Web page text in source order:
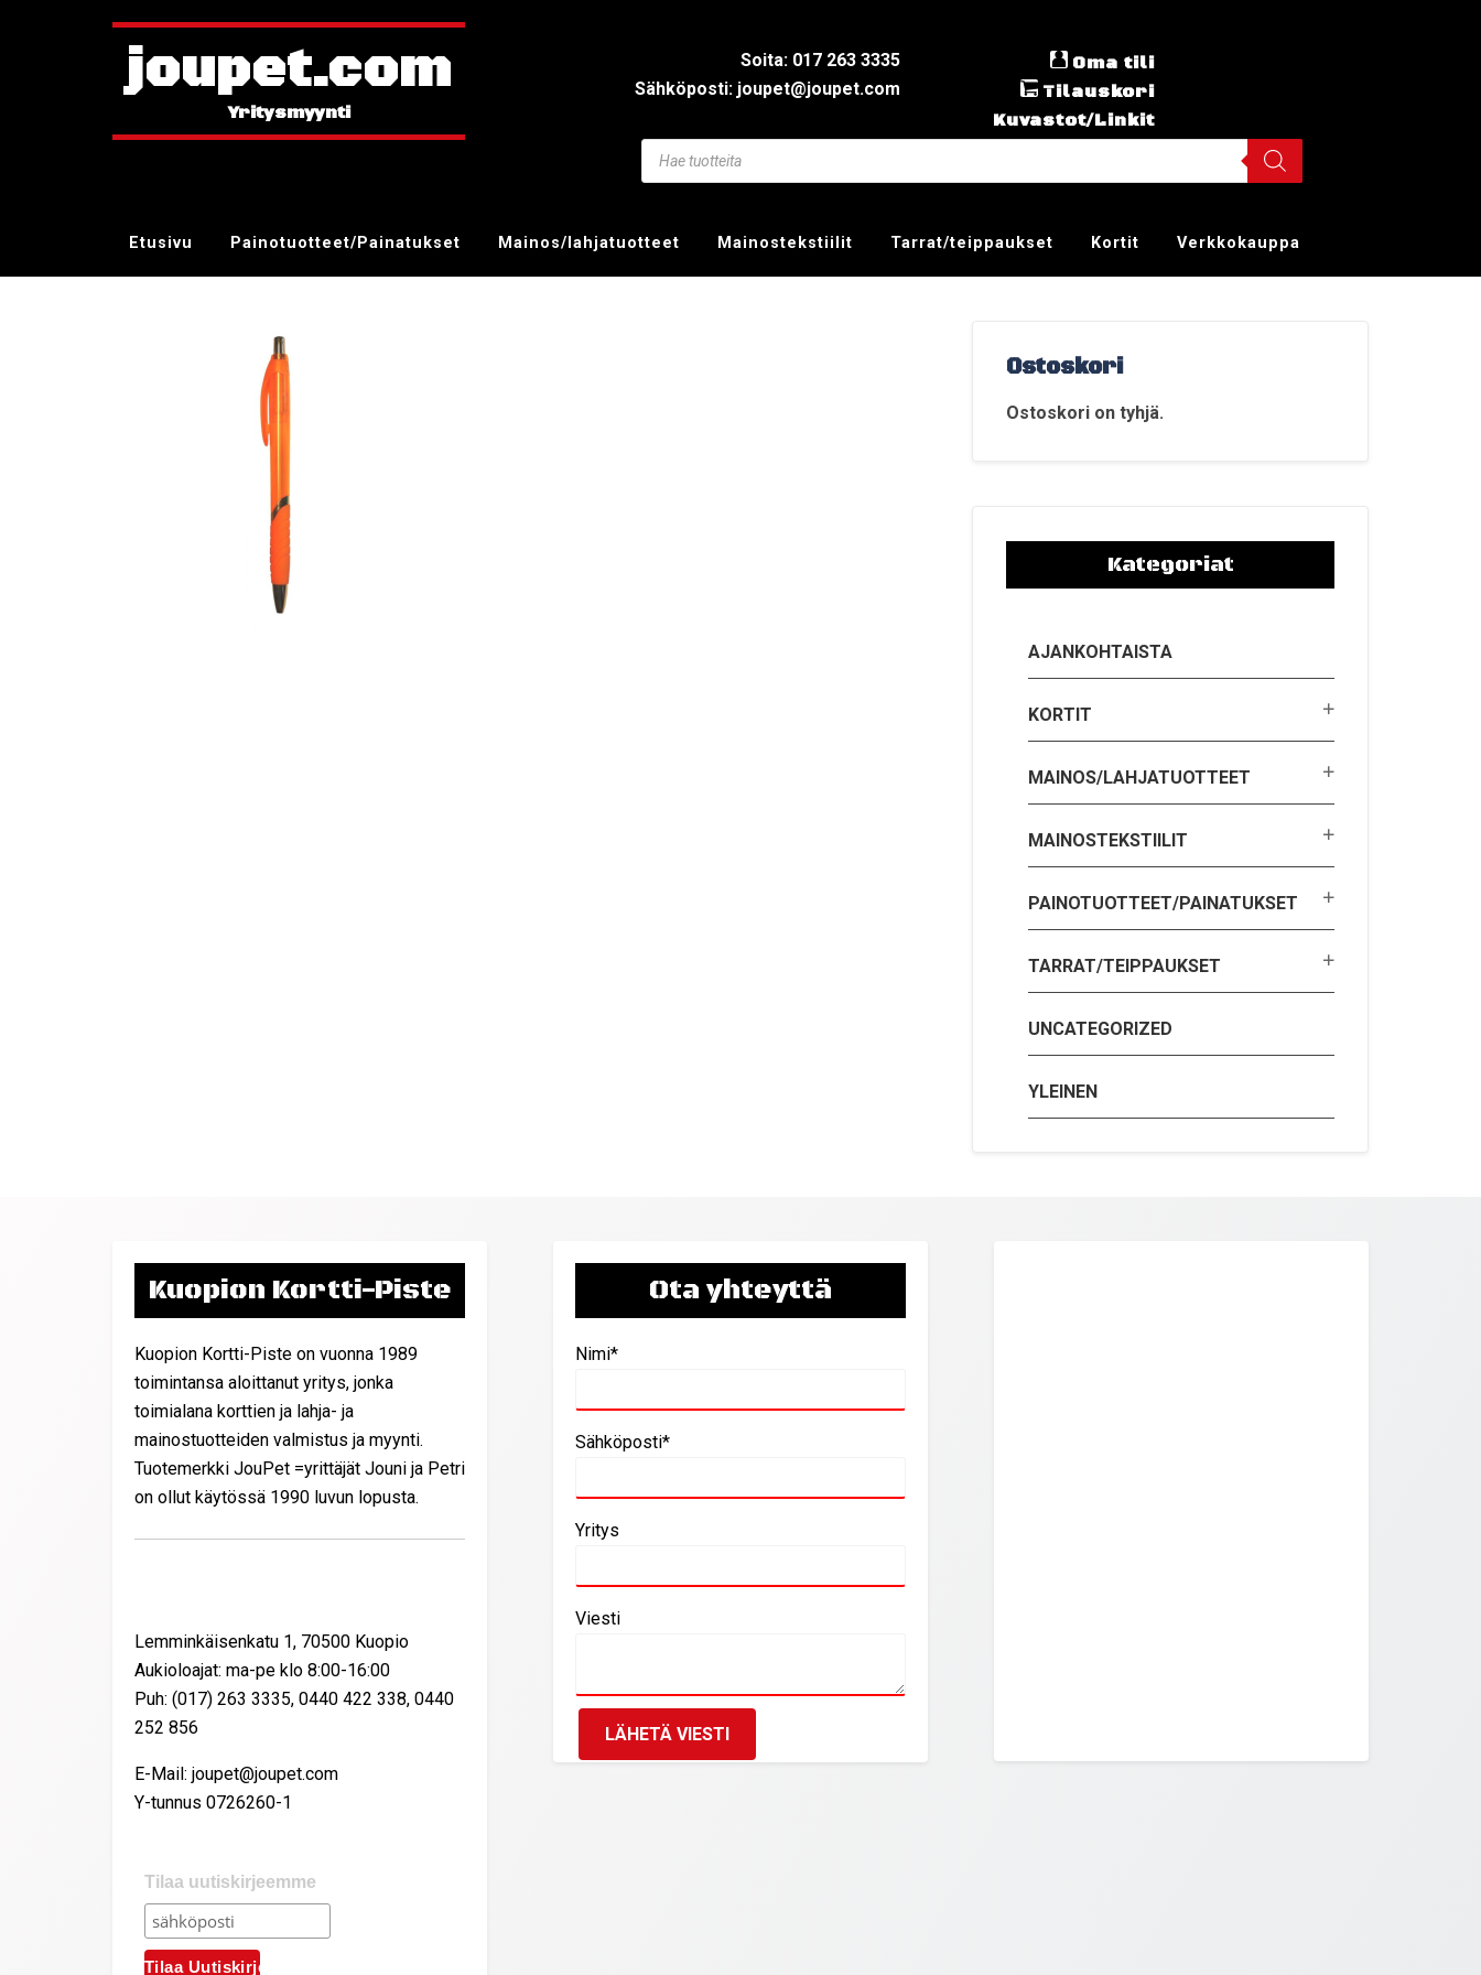
joupet.com
Soita: 017 263 3335
Sähköposti: joupet@joupet.com
Oma tili
Tilauskori
Kuvastot/Linkit
Etusivu Painotuotteet/Painatukset Mainos/lahjatuotteet Mainostekstiilit Tarrat/teippaukset Kortit Verkkokauppa
Ostoskori
Ostoskori on tyhjä.
Kategoriat
AJANKOHTAISTA
KORTIT
MAINOS/LAHJATUOTTEET
MAINOSTEKSTIILIT
PAINOTUOTTEET/PAINATUKSET
TARRAT/TEIPPAUKSET
UNCATEGORIZED
YLEINEN
Kuopion Kortti-Piste
Kuopion Kortti-Piste on vuonna 1989
toimintansa aloittanut yritys, jonka
toimialana korttien ja lahja- ja
mainostuotteiden valmistus ja myynti.
Tuotemerkki JouPet =yrittäjät Jouni ja Petri
on ollut käytössä 1990 luvun lopusta.
Lemminkäisenkatu 1, 70500 Kuopio
Aukioloajat: ma-pe klo 8:00-16:00
Puh: (017) 263 3335, 0440 422 338, 0440
252 856
E-Mail: joupet@joupet.com
Y-tunnus 0726260-1
Tilaa uutiskirjeemme
Ota yhteyttä
Nimi*
Sähköposti*
Yritys
Viesti